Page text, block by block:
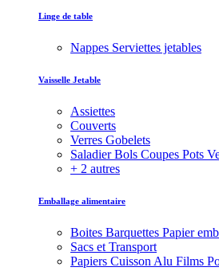
Linge de table
Nappes Serviettes jetables
Vaisselle Jetable
Assiettes
Couverts
Verres Gobelets
Saladier Bols Coupes Pots
+ 2 autres
Emballage alimentaire
Boites Barquettes Papier
Sacs et Transport
Papiers Cuisson Alu Films